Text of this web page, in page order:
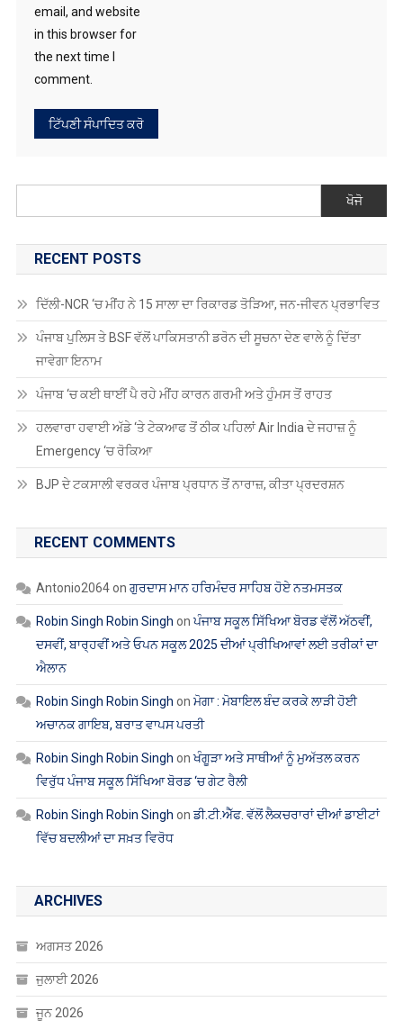
email, and website
in this browser for
the next time I
comment.
ਖੋਜੋ
RECENT POSTS
ਦਿੱਲੀ-NCR ‘ਚ ਮੀਂਹ ਨੇ 15 ਸਾਲਾ ਦਾ ਰਿਕਾਰਡ ਤੋੜਿਆ, ਜਨ-ਜੀਵਨ ਪ੍ਰਭਾਵਿਤ
ਪੰਜਾਬ ਪੁਲਿਸ ਤੇ BSF ਵੱਲੋਂ ਪਾਕਿਸਤਾਨੀ ਡਰੋਨ ਦੀ ਸੂਚਨਾ ਦੇਣ ਵਾਲੇ ਨੂੰ ਦਿੱਤਾ
ਜਾਵੇਗਾ ਇਨਾਮ
ਪੰਜਾਬ ‘ਚ ਕਈ ਥਾਈਂ ਪੈ ਰਹੇ ਮੀਂਹ ਕਾਰਨ ਗਰਮੀ ਅਤੇ ਹੁੰਮਸ ਤੋਂ ਰਾਹਤ
ਹਲਵਾਰਾ ਹਵਾਈ ਅੱਡੇ ‘ਤੇ ਟੇਕਆਫ ਤੋਂ ਠੀਕ ਪਹਿਲਾਂ Air India ਦੇ ਜਹਾਜ਼ ਨੂੰ
Emergency ‘ਚ ਰੋਕਿਆ
BJP ਦੇ ਟਕਸਾਲੀ ਵਰਕਰ ਪੰਜਾਬ ਪ੍ਰਧਾਨ ਤੋਂ ਨਾਰਾਜ਼, ਕੀਤਾ ਪ੍ਰਦਰਸ਼ਨ
RECENT COMMENTS
Antonio2064on ਗੁਰਦਾਸ ਮਾਨ ਹਰਿਮੰਦਰ ਸਾਹਿਬ ਹੋਏ ਨਤਮਸਤਕ
Robin Singh Robin Singh onਪੰਜਾਬ ਸਕੂਲ ਸਿੱਖਿਆ ਬੋਰਡ ਵੱਲੋਂ ਅੱਠਵੀਂ,
ਦਸਵੀਂ, ਬਾਰ੍ਹਵੀਂ ਅਤੇ ਓਪਨ ਸਕੂਲ 2025 ਦੀਆਂ ਪ੍ਰੀਖਿਆਵਾਂ ਲਈ ਤਰੀਕਾਂ ਦਾ
ਐਲਾਨ
Robin Singh Robin Singh on ਮੋਗਾ : ਮੋਬਾਇਲ ਬੰਦ ਕਰਕੇ ਲਾੜੀ ਹੋਈ
ਅਚਾਨਕ ਗਾਇਬ, ਬਰਾਤ ਵਾਪਸ ਪਰਤੀ
Robin Singh Robin Singh onਖੰਗੂੜਾ ਅਤੇ ਸਾਥੀਆਂ ਨੂੰ ਮੁਅੱਤਲ ਕਰਨ
ਵਿਰੁੱਧ ਪੰਜਾਬ ਸਕੂਲ ਸਿੱਖਿਆ ਬੋਰਡ ‘ਚ ਗੇਟ ਰੈਲੀ
Robin Singh Robin Singh onਡੀ.ਟੀ.ਐੱਫ. ਵੱਲੋਂ ਲੈਕਚਰਾਰਾਂ ਦੀਆਂ ਡਾਈਟਾਂ
ਵਿੱਚ ਬਦਲੀਆਂ ਦਾ ਸਖ਼ਤ ਵਿਰੋਧ
ARCHIVES
ਅਗਸਤ 2026
ਜੁਲਾਈ 2026
ਜੂਨ 2026